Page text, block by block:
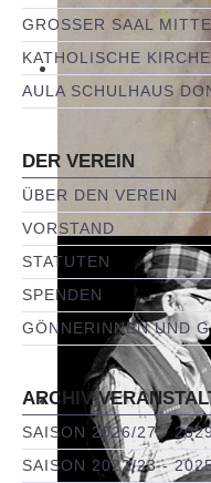
GROSSER SAAL
KATHOLISCHE KIRCHE
AULA SCHULHAUS
DER VEREIN
ÜBER DEN VEREIN
VORSTAND
STATUTEN
SPENDEN
GÖNNERINNEN UND
ARCHIV
SAISON 2026/27 -
SAISON 2022/23 -